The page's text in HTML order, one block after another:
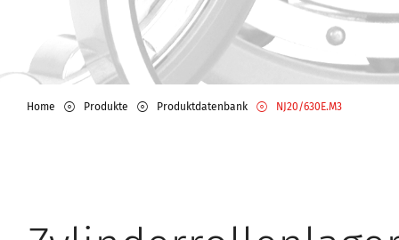
Home Produkte Produktdatenbank NJ20/630E.M3